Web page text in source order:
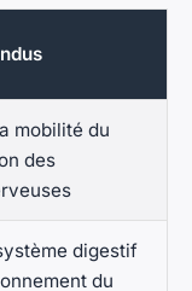
mobilité du
des
digestif
du